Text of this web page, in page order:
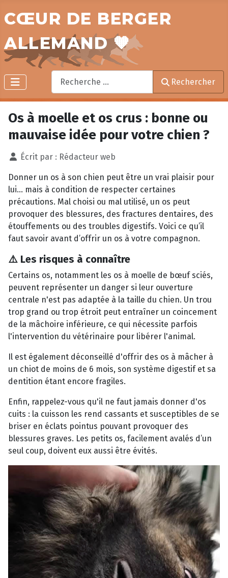
CŒUR DE BERGER
ALLEMAND 🧡
Rechercher
Rechercher
Os à moelle et os crus : bonne ou
mauvaise idée pour votre chien ?
Écrit par : Rédacteur web
Donner un os à son chien peut être un vrai plaisir pour
lui… mais à condition de respecter certaines
précautions. Mal choisi ou mal utilisé, un os peut
provoquer des blessures, des fractures dentaires, des
étouffements ou des troubles digestifs. Voici ce qu’il
faut savoir avant d’offrir un os à votre compagnon.
⚠️ Les risques à connaître
Certains os, notamment les os à moelle de bœuf sciés,
peuvent représenter un danger si leur ouverture
centrale n'est pas adaptée à la taille du chien. Un trou
trop grand ou trop étroit peut entraîner un coincement
de la mâchoire inférieure, ce qui nécessite parfois
l'intervention du vétérinaire pour libérer l'animal.
Il est également déconseillé d'offrir des os à mâcher à
un chiot de moins de 6 mois, son système digestif et sa
dentition étant encore fragiles.
Enfin, rappelez-vous qu'il ne faut jamais donner d'os
cuits : la cuisson les rend cassants et susceptibles de se
briser en éclats pointus pouvant provoquer des
blessures graves. Les petits os, facilement avalés d’un
seul coup, doivent eux aussi être évités.